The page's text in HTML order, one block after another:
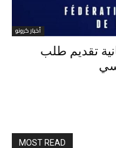
أخبار كرونو
تقديم طلب
MOST READ